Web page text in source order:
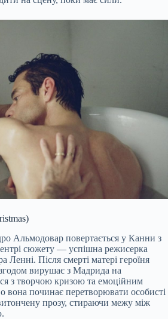
Альмодовар повертається у Канни з
сюжету — успішна режисерка
Ленні. Після смерті матері героїня
вирушає з Мадрида на
з творчою кризою та емоційним
починає перетворювати особисті
витончену прозу, стираючи межу між